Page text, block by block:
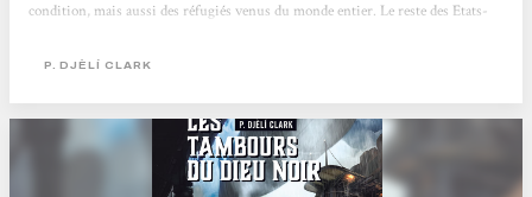
condition, mais aussi des réfugiés venus du monde entier. Le reste des Etats-
Vrille », cajun pur jus, rêve d’embarquer dans les dirigeables géants qui
Napoléon se sont « cassées...
P. DJÈLÍ CLARK